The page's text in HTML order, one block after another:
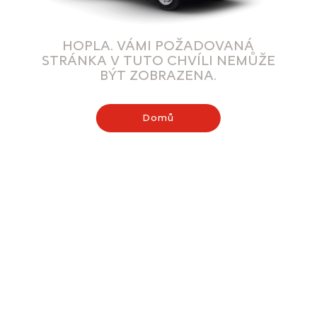
HOPLA. VÁMI POŽADOVANÁ
STRÁNKA V TUTO CHVÍLI NEMŮŽE
BÝT ZOBRAZENA.
Domů